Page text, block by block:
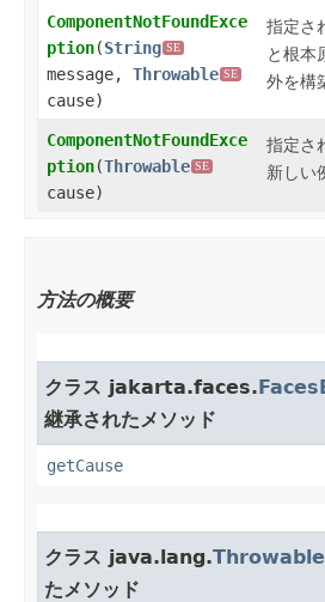
ComponentNotFoundExce
ption​(String SE
message, Throwable SE
cause)
指定さ
と根本
外を構
ComponentNotFoundExce
ption​(Throwable SE
cause)
指定さ
新しい
方法の概要
クラス jakarta.faces.
継承されたメソッド
getCause
クラス java.lang.Throwable
たメソッド